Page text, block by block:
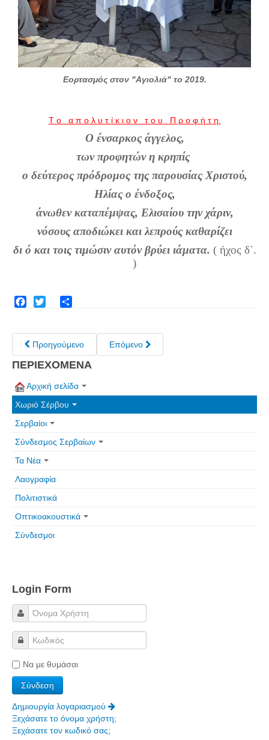
Εορτασμός στον "Αγιολιά" το 2019.
Τ ο α π ο λ υ τ ί κ ι ο ν τ ο υ Π ρ ο φ ή τ η.
Ο ένσαρκος άγγελος,
των προφητών η κρηπίς
ο δεύτερος πρόδρομος της παρουσίας Χριστού,
Ηλίας ο ένδοξος,
άνωθεν καταπέμψας, Ελισαίου την χάριν,
νόσους αποδιώκει και λεπρούς καθαρίζει
δι ό και τοις τιμώσιν αυτόν βρύει ιάματα. ( ήχος δ΄.
)
Προηγούμενο Επόμενο
ΠΕΡΙΕΧΟΜΕΝΑ
Αρχική σελίδα
Χωριό Σέρβου
Σερβαίοι
Σύνδεσμος Σερβαίων
Τα Νέα
Λαογραφία
Πολιτιστικά
Οπτικοακουστικά
Σύνδεσμοι
Login Form
Να με θυμάσαι
Δημιουργία λογαριασμού
Ξεχάσατε το όνομα χρήστη;
Ξεχάσατε τον κωδικό σας;